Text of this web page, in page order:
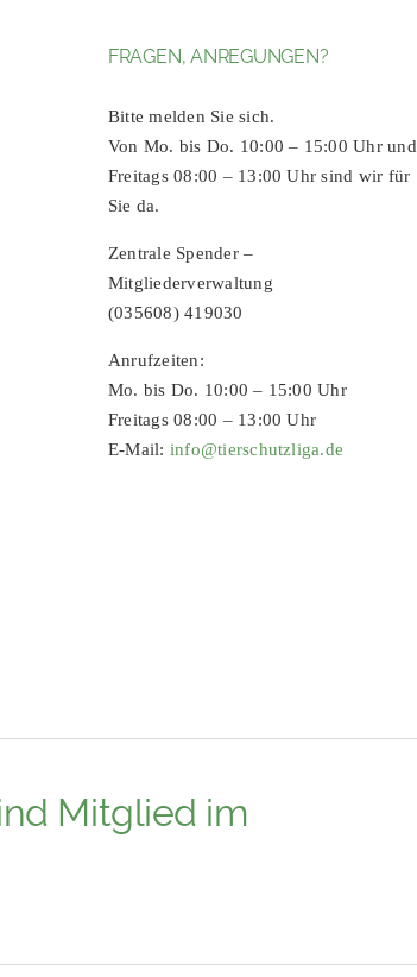
FRAGEN, ANREGUNGEN?
Bitte melden Sie sich.
Von Mo. bis Do. 10:00 – 15:00 Uhr und
Freitags 08:00 – 13:00 Uhr sind wir für
Sie da.
Zentrale Spender –
Mitgliederverwaltung
(035608) 419030
Anrufzeiten:
Mo. bis Do. 10:00 – 15:00 Uhr
Freitags 08:00 – 13:00 Uhr
E-Mail: info@tierschutzliga.de
Mitglied im